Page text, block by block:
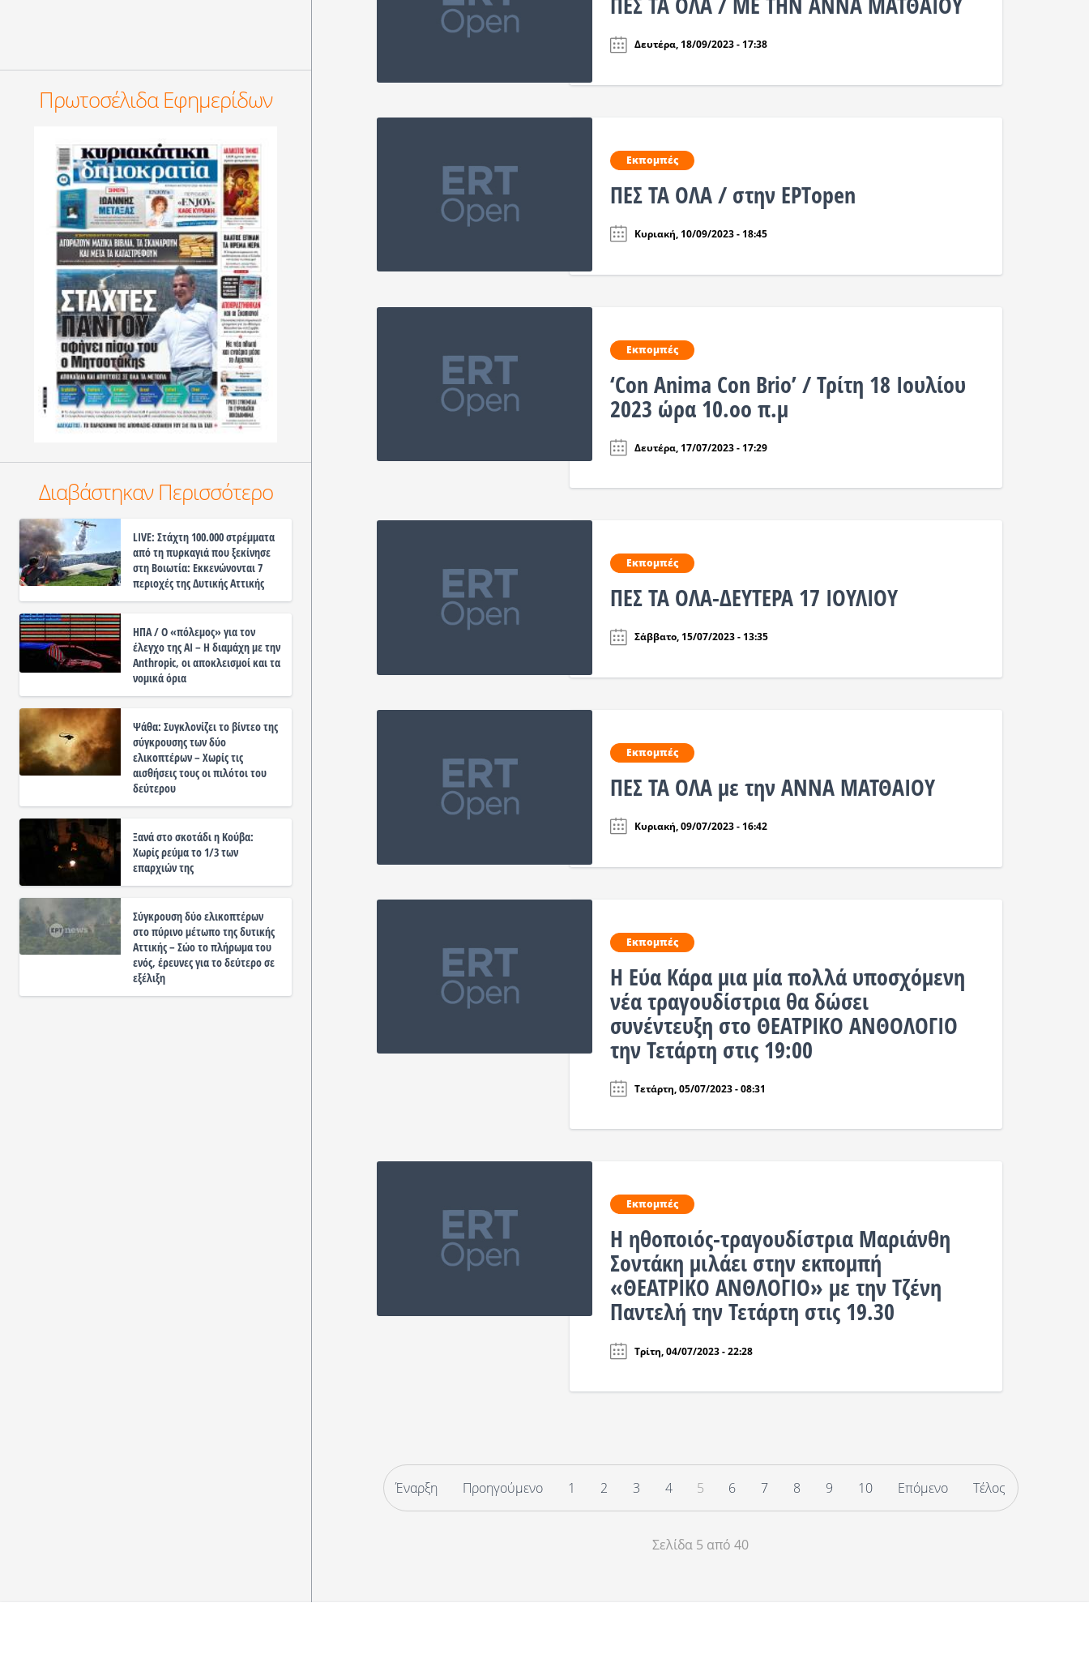
Δευτέρα, 18/09/2023 - 17:38
Εκπομπές
ΠΕΣ ΤΑ ΟΛΑ / στην ΕΡΤopen
Κυριακή, 10/09/2023 - 18:45
Εκπομπές
‘Con Anima Con Brio’ / Τρίτη 18 Ιουλίου
2023 ώρα 10.οο π.μ
Δευτέρα, 17/07/2023 - 17:29
Εκπομπές
ΠΕΣ ΤΑ ΟΛΑ-ΔΕΥΤΕΡΑ 17 ΙΟΥΛΙΟΥ
Σάββατο, 15/07/2023 - 13:35
Εκπομπές
ΠΕΣ ΤΑ ΟΛΑ με την ΑΝΝΑ ΜΑΤΘΑΙΟΥ
Κυριακή, 09/07/2023 - 16:42
Εκπομπές
Η Εύα Κάρα μια μία πολλά υποσχόμενη
νέα τραγουδίστρια θα δώσει
συνέντευξη στο ΘΕΑΤΡΙΚΟ ΑΝΘΟΛΟΓΙΟ
την Τετάρτη στις 19:00
Τετάρτη, 05/07/2023 - 08:31
Εκπομπές
Η ηθοποιός-τραγουδίστρια Μαριάνθη
Σοντάκη μιλάει στην εκπομπή
«ΘΕΑΤΡΙΚΟ ΑΝΘΛΟΓΙΟ» με την Τζένη
Παντελή την Τετάρτη στις 19.30
Τρίτη, 04/07/2023 - 22:28
Έναρξη Προηγούμενο 1 2 3 4 5 6 7 8 9 10 Επόμενο Τέλος
Σελίδα 5 από 40
Πρωτοσέλιδα Εφημερίδων
Διαβάστηκαν Περισσότερο
LIVE: Στάχτη 100.000 στρέμματα
από τη πυρκαγιά που ξεκίνησε
στη Βοιωτία: Εκκενώνονται 7
περιοχές της Δυτικής Αττικής
ΗΠΑ / Ο «πόλεμος» για τον
έλεγχο της ΑΙ – Η διαμάχη με την
Anthropic, οι αποκλεισμοί και τα
νομικά όρια
Ψάθα: Συγκλονίζει το βίντεο της
σύγκρουσης των δύο
ελικοπτέρων – Χωρίς τις
αισθήσεις τους οι πιλότοι του
δεύτερου
Ξανά στο σκοτάδι η Κούβα:
Χωρίς ρεύμα το 1/3 των
επαρχιών της
Σύγκρουση δύο ελικοπτέρων
στο πύρινο μέτωπο της δυτικής
Αττικής – Σώο το πλήρωμα του
ενός, έρευνες για το δεύτερο σε
εξέλιξη